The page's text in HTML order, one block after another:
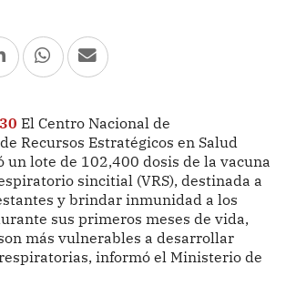
El Centro Nacional de
Recursos Estratégicos en Salud
un lote de 102,400 dosis de la vacuna
sincitial (VRS), destinada a
y brindar inmunidad a los
sus primeros meses de vida,
más vulnerables a desarrollar
informó el Ministerio de